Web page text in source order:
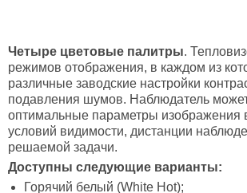
Четыре цветовые палитры.
режимов отображения, в каждом из
различные заводские настройки
подавления шумов. Наблюдатель
оптимальные параметры изображения
условий видимости, дистанции
решаемой задачи.
Доступны следующие варианты:
Горячий белый (White Hot);